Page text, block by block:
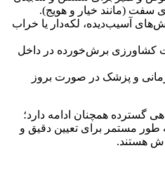
(مانند خیار و هویج).
آسیب‌دیده، لکه‌دار یا خراب
کشاورزی برش‌خورده در داخل
و پزشک در صورت بروز
گسترده همچنان ادامه دارد؛
طور مستمر برای تعیین دقیق و
هستند.